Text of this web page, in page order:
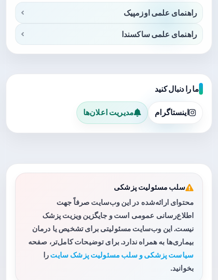
راهنمای علمی اوزمپیک
راهنمای علمی ساکسندا
ما را دنبال کنید
اینستاگرام مدیریت اعلان‌ها
سلب مسئولیت پزشکی
محتوای ارائه‌شده در این وب‌سایت صرفاً جهت
اطلاع‌رسانی عمومی است و جایگزین ویزیت پزشک
نیست. این وب‌سایت مسئولیتی برای تشخیص یا درمان
بیماری‌ها به همراه ندارد. برای توضیحات کامل‌تر، صفحه
سیاست پزشکی و سلب مسئولیت پزشک سایت را
بخوانید.